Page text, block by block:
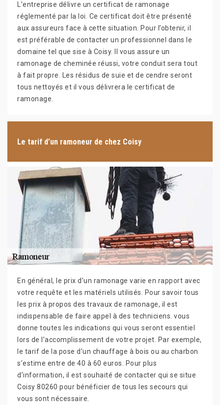
L’entreprise délivre un certificat de ramonage
réglementé par la loi. Ce certificat doit être présenté
aux assureurs face à cette situation. Pour l’obtenir, il
est préférable de contacter un professionnel dans le
domaine tel que sise à Coisy. Il vous assure un
ramonage de cheminée réussi, votre conduit sera tout
à fait propre. Les résidus de suie et de cendre seront
tous nettoyés et il vous délivrera le certificat de
ramonage.
Le tarif d’un ramoneur de chez Coisy
En général, le prix d’un ramonage varie en rapport avec
votre requête et les matériels utilisés. Pour savoir tous
les prix à propos des travaux de ramonage, il est
indispensable de faire appel à des techniciens. vous
donne toutes les indications qui vous seront essentiel
lors de l’accomplissement de votre projet. Par exemple,
le tarif de la pose d’un chauffage à bois ou au charbon
s’estime entre de 40 à 60 euros. Pour plus
d’information, il est souhaité de contacter qui se situe
Coisy 80260 pour bénéficier de tous les secours qui
vous sont nécessaire.